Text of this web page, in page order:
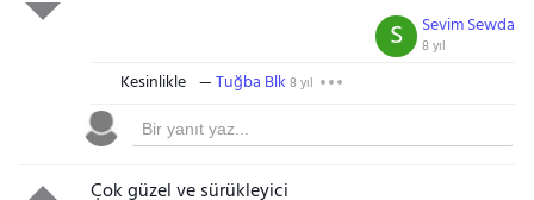
Sevim Sewda
8 yıl
S
Kesinlikle Tuğba Blk 8 yıl
Çok güzel ve sürükleyici